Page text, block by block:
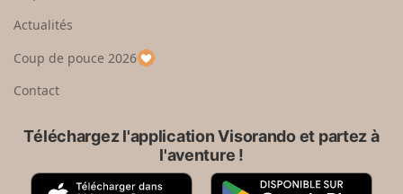
u
p
a
Actualités
Coup de pouce 2026
Contact
Téléchargez l'application Visorando et partez à
l'aventure !
A
G